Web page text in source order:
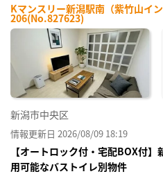
Kマンスリー新潟駅南（紫竹山イ
206(No.827623)
新潟市中央区
情報更新日 2026/08/09 18:19
【オートロック付・宅配BOX付
用可能なバストイレ別物件